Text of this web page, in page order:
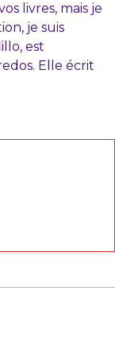
livres, mais je
je suis
est
Elle écrit